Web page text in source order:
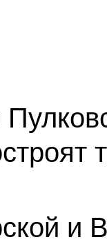
и